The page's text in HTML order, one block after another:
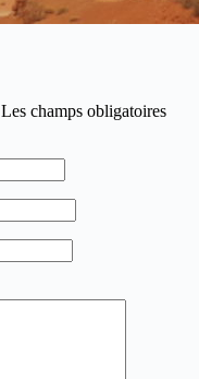
Les champs obligatoires